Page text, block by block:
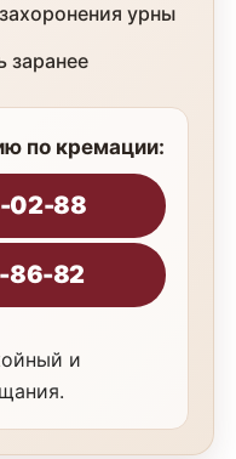
урны
заранее
по кремации:
02-88
86-82
и